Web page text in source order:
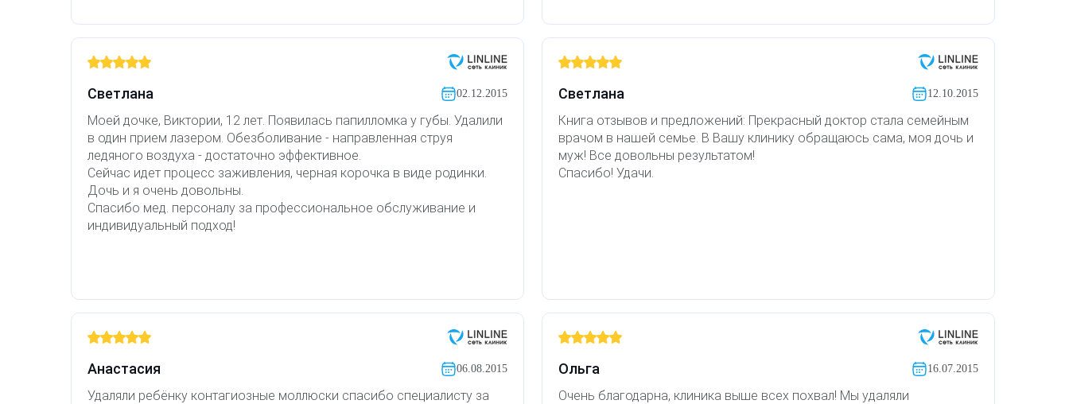
Светлана 02.12.2015
Моей дочке, Виктории, 12 лет. Появилась папилломка у губы. Удалили
в один прием лазером. Обезболивание - направленная струя
ледяного воздуха - достаточно эффективное.
Сейчас идет процесс заживления, черная корочка в виде родинки.
Дочь и я очень довольны.
Спасибо мед. персоналу за профессиональное обслуживание и
индивидуальный подход!
Светлана 12.10.2015
Книга отзывов и предложений: Прекрасный доктор стала семейным
врачом в нашей семье. В Вашу клинику обращаюсь сама, моя дочь и
муж! Все довольны результатом!
Спасибо! Удачи.
Анастасия 06.08.2015
Удаляли ребёнку контагиозные моллюски спасибо специалисту за
Ольга 16.07.2015
Очень благодарна, клиника выше всех похвал! Мы удаляли
Лазерное лечение постакне
Омоложение QOOLGLOW
QOOL- омоложение
Карбоновый пилинг
Лазерное лечение ринофимы
Интимное лазерное омоложение
Лазерная подтяжка кожи на бедрах и коленях
Сделать педикюр
Купить сертификат
Купить абонемент